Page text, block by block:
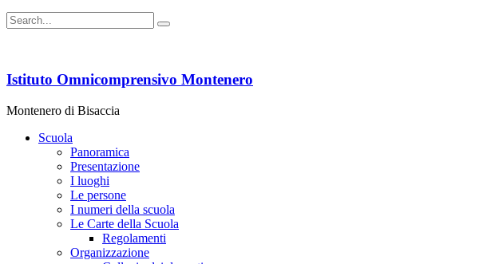
Istituto Omnicomprensivo Montenero
Montenero di Bisaccia
Scuola
Panoramica
Presentazione
I luoghi
Le persone
I numeri della scuola
Le Carte della Scuola
Regolamenti
Organizzazione